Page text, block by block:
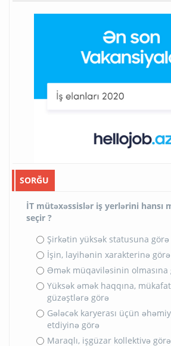
SORĞU
İT mütəxəssislər iş yerlərini hansı
seçir ?
Şirkətin yüksək statusuna görə
İşin, layihənin xarakterinə görə
Əmək müqaviləsinin olmasına
Yüksək əmək haqqına,
güzəştlərə görə
Gələcək karyerası üçün
etdiyinə görə
Maraqlı, işgüzar kollektivə görə